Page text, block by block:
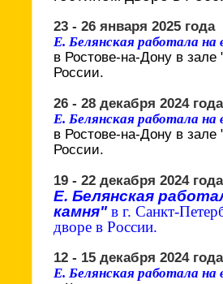
23 - 26 января 2025 года
Е. Белянская работала
в Ростове-на-Дону в зале
России.
26 - 28 декабря 2024 года
Е. Белянская работала
в Ростове-на-Дону в зале
России.
19 - 22 декабря 2024 года
Е. Белянская
камня" в г. Санкт-
дворе в России.
12 - 15 декабря 2024 года
Е. Белянская работала